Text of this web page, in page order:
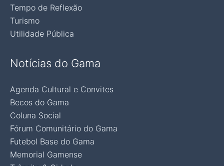
Tempo de Reflexão
Turismo
Utilidade Pública
Notícias do Gama
Agenda Cultural e Convites
Becos do Gama
Coluna Social
Fórum Comunitário do Gama
Futebol Base do Gama
Memorial Gamense